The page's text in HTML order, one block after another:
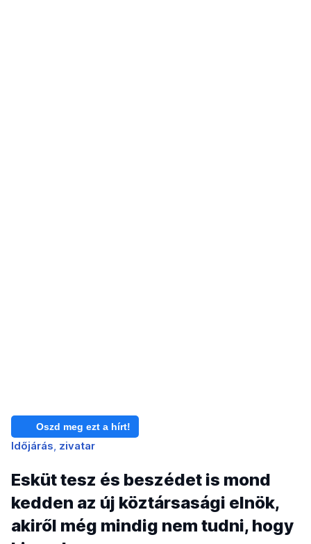
Oszd meg ezt a hírt!
Időjárás zivatar
Esküt tesz és beszédet is mond
kedden az új köztársasági elnök,
akiről még mindig nem tudni, hogy